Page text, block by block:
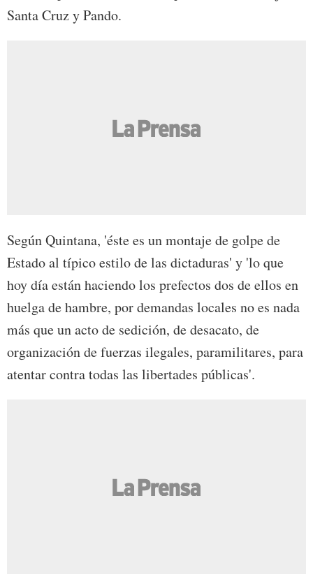
Santa Cruz y Pando.
Según Quintana, 'éste es un montaje de golpe de
Estado al típico estilo de las dictaduras' y 'lo que
hoy día están haciendo los prefectos dos de ellos en
huelga de hambre, por demandas locales no es nada
más que un acto de sedición, de desacato, de
organización de fuerzas ilegales, paramilitares, para
atentar contra todas las libertades públicas'.